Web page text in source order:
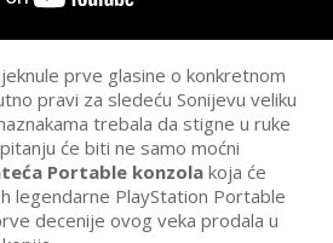
prve glasine o konkretnom
pravi za sledeću Sonijevu veliku
trebala da stigne u ruke
će biti ne samo moćni
Portable konzola koja će
legendarne PlayStation Portable
decenije ovog veka prodala u